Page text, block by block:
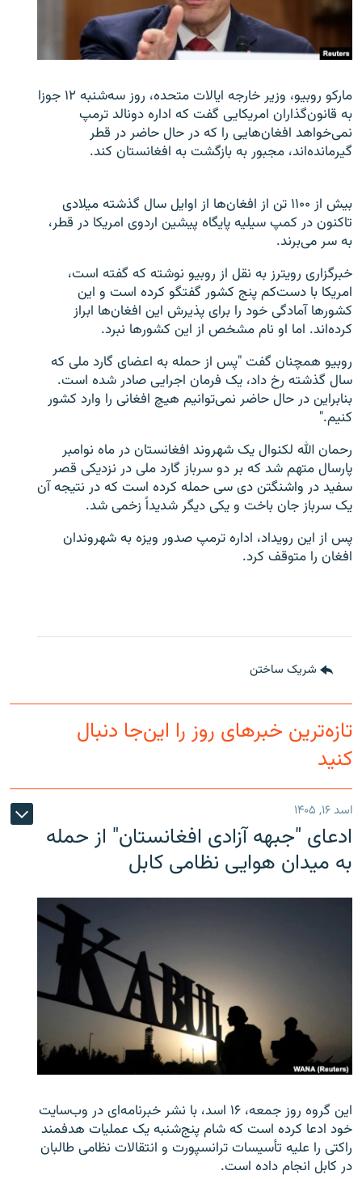
تماس
صفحه پشتو
Azadi English
به ما بپیوندید
همۀ سایت‌های رادیو آزادی/ رادیو اروپای آزاد
مارکو روبیو، وزیر خارجه ایالات متحده، روز سه‌شنبه ۱۲ جوزا
به قانون‌گذاران امریکایی گفت که اداره دونالد ترمپ
نمی‌خواهد افغان‌هایی را که در حال حاضر در قطر
گیرمانده‌اند، مجبور به بازگشت به افغانستان کند.
بیش از ۱۱۰۰ تن از افغان‌ها از اوایل سال گذشته میلادی
تاکنون در کمپ سیلیه پایگاه پیشین اردوی امریکا در قطر،
به سر می‌برند.
خبرگزاری رویترز به نقل از روبیو نوشته که گفته است،
امریکا با دست‌کم پنج کشور گفتگو کرده است و این
کشورها آمادگی خود را برای پذیرش این افغان‌ها ابراز
کرده‌اند. اما او نام مشخص از این کشورها نبرد.
روبیو همچنان گفت "پس از حمله به اعضای گارد ملی که
سال گذشته رخ داد، یک فرمان اجرایی صادر شده است.
بنابراین در حال حاضر نمی‌توانیم هیچ افغانی را وارد کشور
کنیم."
رحمان الله لکنوال یک شهروند افغانستان در ماه نوامبر
پارسال متهم شد که بر دو سرباز گارد ملی در نزدیکی قصر
سفید در واشنگتن دی سی حمله کرده است که در نتیجه آن
یک سرباز جان باخت و یکی دیگر شدیداً زخمی شد.
پس از این رویداد، اداره ترمپ صدور ویزه به شهروندان
افغان را متوقف کرد.
شریک ساختن
تازه‌ترین خبرهای روز را این‌جا دنبال
کنید
اسد ۱۶, ۱۴۰۵
ادعای "جبهه آزادی افغانستان" از حمله
به میدان هوایی نظامی کابل
این گروه روز جمعه، ۱۶ اسد، با نشر خبرنامه‌ای در وب‌سایت
خود ادعا کرده است که شام پنج‌شنبه یک عملیات هدفمند
راکتی را علیه تأسیسات ترانسپورت و انتقالات نظامی طالبان
در کابل انجام داده است.